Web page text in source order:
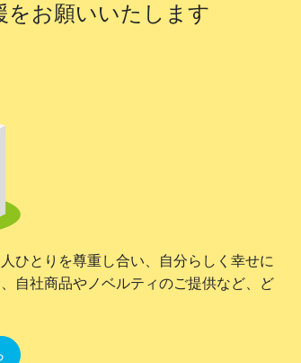
をお願いいたします
ひとりを尊重し合い、自分らしく幸せに
自社商品やノベルティのご提供など、ど